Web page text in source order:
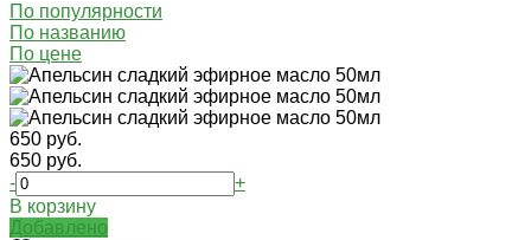
По популярности
По названию
По цене
650 руб.
650 руб.
-
+
В корзину
Добавлено